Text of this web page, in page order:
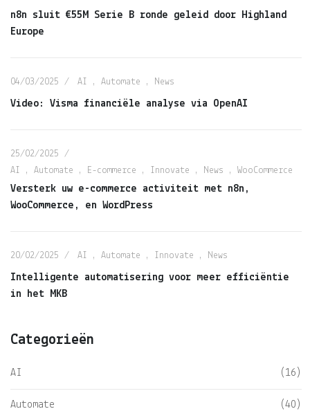
n8n sluit €55M Serie B ronde geleid door Highland
Europe
04/03/2025 AI , Automate , News
Video: Visma financiële analyse via OpenAI
25/02/2025
AI , Automate , E-commerce , Innovate , News , WooCommerce
Versterk uw e-commerce activiteit met n8n,
WooCommerce, en WordPress
20/02/2025 AI , Automate , Innovate , News
Intelligente automatisering voor meer efficiëntie
in het MKB
Categorieën
AI (16)
Automate (40)